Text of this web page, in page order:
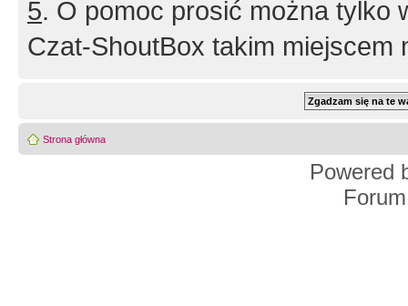
5. O pomoc prosić można tylko
Czat-ShoutBox takim miejscem
Strona główna
Powered